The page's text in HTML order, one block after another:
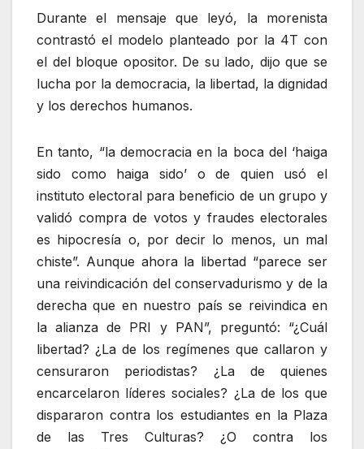
Durante el mensaje que leyó, la morenista
contrastó el modelo planteado por la 4T con
el del bloque opositor. De su lado, dijo que se
lucha por la democracia, la libertad, la dignidad
y los derechos humanos.
En tanto, “la democracia en la boca del ‘haiga
sido como haiga sido’ o de quien usó el
instituto electoral para beneficio de un grupo y
validó compra de votos y fraudes electorales
es hipocresía o, por decir lo menos, un mal
chiste”. Aunque ahora la libertad
parece ser
una reivindicación del conservadurismo y de la
derecha que en nuestro país se reivindica en
la alianza de PRI y PAN , preguntó:
¿Cuál
libertad? ¿La de los regímenes que callaron y
censuraron periodistas? ¿La de quienes
encarcelaron líderes sociales? ¿La de los que
dispararon contra los estudiantes en la Plaza
de las Tres Culturas? ¿O contra los